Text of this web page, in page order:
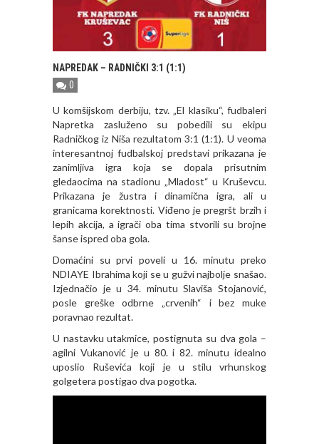
NAPREDAK – RADNIČKI 3:1 (1:1)
0
U komšijskom derbiju, tzv. „El klasiku“, fudbaleri
Napretka zasluženo su pobedili su ekipu
Radničkog iz Niša rezultatom 3:1 (1:1). U veoma
interesantnoj fudbalskoj predstavi prikazana je
zanimljiva igra koja se dopala prisutnim
gledaocima na stadionu „Mladost“ u Kruševcu.
Prikazana je žustra i dinamična igra, ali u
granicama korektnosti. Viđeno je pregršt brzih i
lepih akcija, a igrači oba tima stvorili su brojne
šanse ispred oba gola.
Domaćini su prvi poveli u 16. minutu preko
NDIAYE Ibrahima koji se u gužvi najbolje snašao.
Izjednačio je u 34. minutu Slaviša Stojanović,
posle greške odbrne „crvenih“ i bez muke
poravnao rezultat.
U nastavku utakmice, postignuta su dva gola –
agilni Vukanović je u 80. i 82. minutu idealno
uposlio Ruševića koji je u stilu vrhunskog
golgetera postigao dva pogotka.